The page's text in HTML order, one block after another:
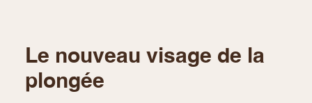
Le nouveau visage de la
plongée